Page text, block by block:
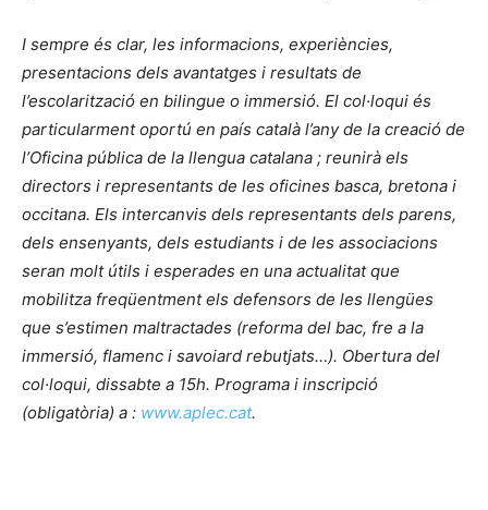
I sempre és clar, les informacions, experiències,
presentacions dels avantatges i resultats de
l’escolarització en bilingue o immersió. El col·loqui és
particularment oportú en país català l’any de la creació de
l’Oficina pública de la llengua catalana ; reunirà els
directors i representants de les oficines basca, bretona i
occitana. Els intercanvis dels representants dels parens,
dels ensenyants, dels estudiants i de les associacions
seran molt útils i esperades en una actualitat que
mobilitza freqüentment els defensors de les llengües
que s’estimen maltractades (reforma del bac, fre a la
immersió, flamenc i savoiard rebutjats…). Obertura del
col·loqui, dissabte a 15h. Programa i inscripció
(obligatòria) a : www.aplec.cat.